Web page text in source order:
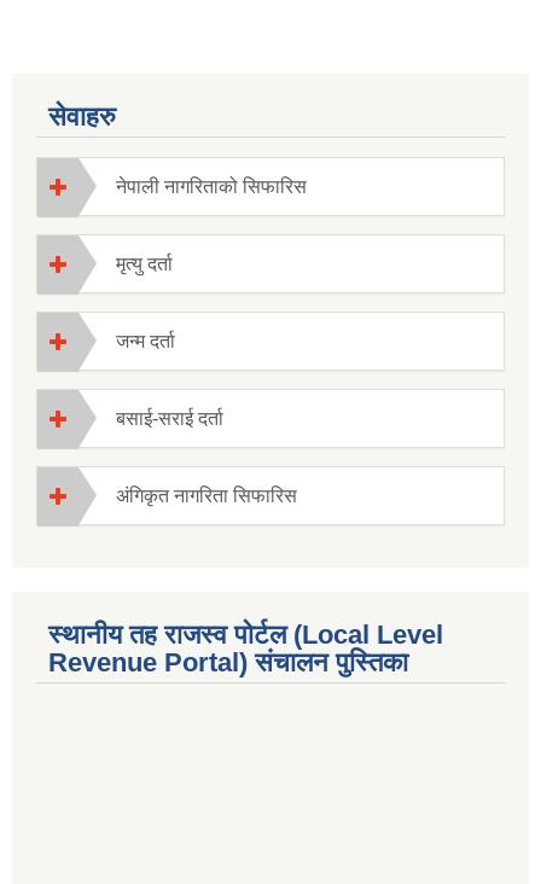
सेवाहरु
नेपाली नागरिताको सिफारिस
मृत्यु दर्ता
जन्म दर्ता
बसाई-सराई दर्ता
अंगिकृत नागरिता सिफारिस
स्थानीय तह राजस्व पोर्टल (Local Level
Revenue Portal) संचालन पुस्तिका